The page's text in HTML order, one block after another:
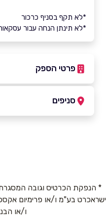
*לא תקף בסניף כרכור
*לא תינתן הנחה עבור
פרטי הספק
שם מלא*
סניפים
הרצליה
* הנפקת הכרטיס וגובה
ישראכרט בע"מ ו/או פרימיום
ו/או